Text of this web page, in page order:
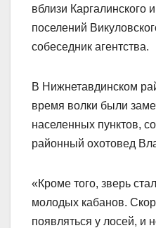
вблизи Каргалинского
поселений
собеседник агентства.
В Нижнетавдинском
время волки были
населенных пунктов,
районный охотовед
«Кроме того, зверь
молодых кабанов.
появляться у лосей, и